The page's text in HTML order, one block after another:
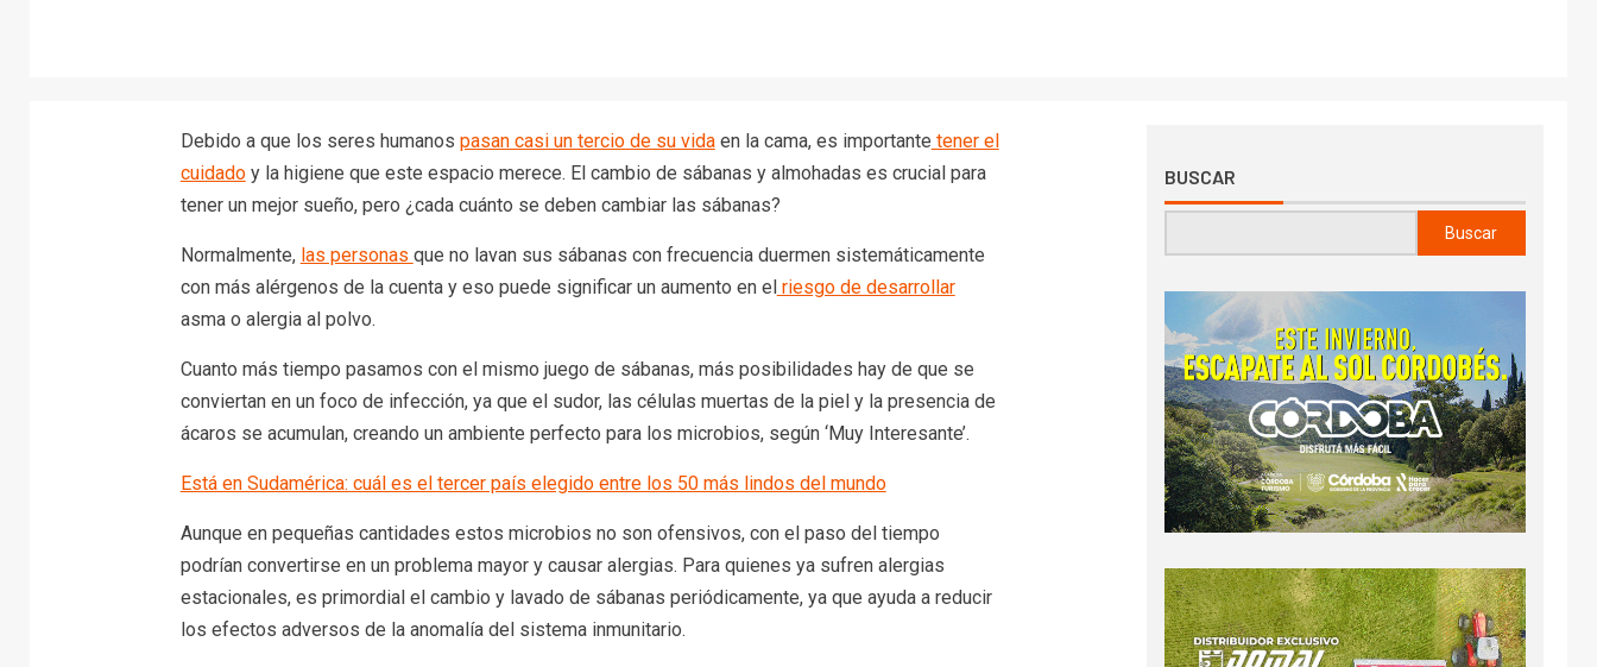
Debido a que los seres humanos pasan casi un tercio de su vidaen la cama, es importante tener el
cuidadoy la higiene que este espacio merece. El cambio de sábanas y almohadas es crucial para
tener un mejor sueño, pero ¿cada cuánto se deben cambiar las sábanas?
Normalmente, las personas que no lavan sus sábanas con frecuencia duermen sistemáticamente
con más alérgenos de la cuenta y eso puede significar un aumento en elriesgo de desarrollar
asma o alergia al polvo.
Cuanto más tiempo pasamos con el mismo juego de sábanas, más posibilidades hay de que se
conviertan en un foco de infección, ya que el sudor, las células muertas de la piel y la presencia de
ácaros se acumulan, creando un ambiente perfecto para los microbios, según ‘Muy Interesante’.
Está en Sudamérica: cuál es el tercer país elegido entre los 50 más lindos del mundo
Aunque en pequeñas cantidades estos microbios no son ofensivos, con el paso del tiempo
podrían convertirse en un problema mayor y causar alergias. Para quienes ya sufren alergias
estacionales, es primordial el cambio y lavado de sábanas periódicamente, ya que ayuda a reducir
los efectos adversos de la anomalía del sistema inmunitario.
BUSCAR
Buscar